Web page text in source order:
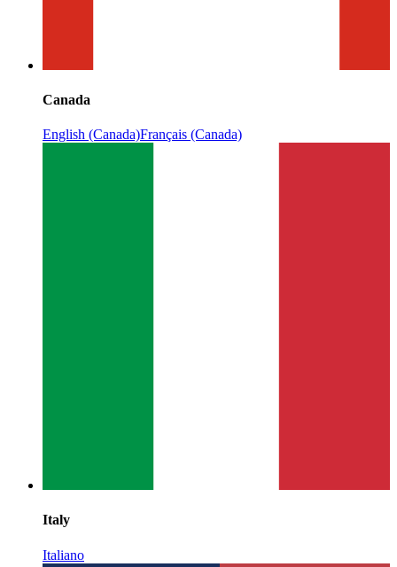
Canada
English (Canada)Français (Canada)
Italy
Italiano